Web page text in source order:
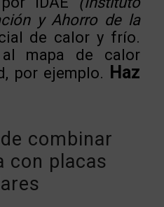
y Ahorro de la
de calor y frío.
al mapa de calor
por ejemplo. Haz
combinar
con placas